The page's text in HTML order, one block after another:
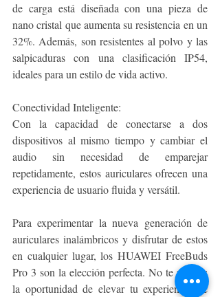
de carga está diseñada con una pieza de
nano cristal que aumenta su resistencia en un
32%. Además, son resistentes al polvo y las
salpicaduras con una clasificación IP54,
ideales para un estilo de vida activo.
Conectividad Inteligente:
Con la capacidad de conectarse a dos
dispositivos al mismo tiempo y cambiar el
audio sin necesidad de emparejar
repetidamente, estos auriculares ofrecen una
experiencia de usuario fluida y versátil.
Para experimentar la nueva generación de
auriculares inalámbricos y disfrutar de estos
en cualquier lugar, los HUAWEI FreeBuds
Pro 3 son la elección perfecta. No te pierdas
la oportunidad de elevar tu experiencia de